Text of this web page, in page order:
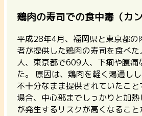
鶏肉の寿司での食中毒（カ
平成28年4月、福岡県と東京都の
者が提供した鶏肉の寿司を食べた
人、東京都で609人、下痢や腹痛
た。 原因は、鶏肉を軽く湯通し
不十分なまま提供されていたこ
場合、中心部までしっかりと加
が発生するリスクが高くなること